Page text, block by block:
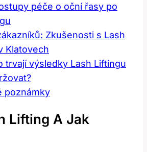
péče o​ oční řasy po⁣
Zkušenosti s Lash
Klatovech
trvají výsledky Lash​ Liftingu
poznámky
Lifting⁤ A Jak